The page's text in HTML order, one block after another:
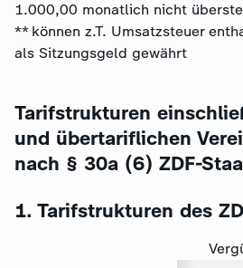
1.000,00 monatlich nicht
** können z.T. Umsatzsteuer
als Sitzungsgeld gewährt
Tarifstrukturen
und übertariflichen
nach § 30a (6) ZDF-
1. Tarifstrukturen des